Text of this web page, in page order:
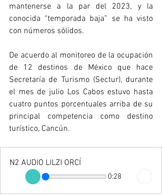
mantenerse a la par del 2023, y la
conocida “temporada baja” se ha visto
con números sólidos.
De acuerdo al monitoreo de la ocupación
de 12 destinos de México que hace
Secretaría de Turismo (Sectur), durante
el mes de julio Los Cabos estuvo hasta
cuatro puntos porcentuales arriba de su
principal competencia como destino
turístico, Cancún.
N2 AUDIO LILZI ORCÍ
0:28